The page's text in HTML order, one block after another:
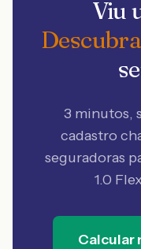
Viu
3 minutos,
cadastro
seguradoras
1.0
Calcular